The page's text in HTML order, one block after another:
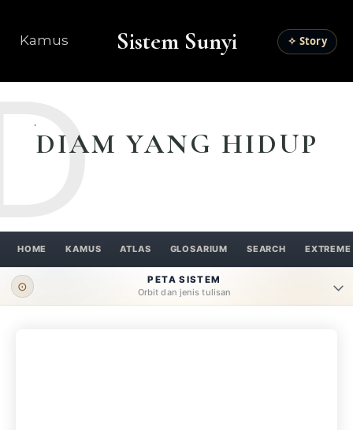
Kamus Sistem Sunyi ✧ Story
DIAM YANG HIDUP
HOME KAMUS ATLAS GLOSARIUM SEARCH EXTREME
⊙
PETA SISTEM
Orbit dan jenis tulisan